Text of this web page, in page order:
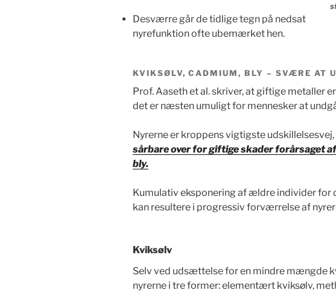
Desværre går de tidlige tegn på nedsat
nyrefunktion ofte ubemærket hen.
KVIKSØLV, CADMIUM, BLY – SVÆRE AT
Prof. Aaseth et al. skriver, at giftige metaller
det er næsten umuligt for mennesker at
Nyrerne er kroppens vigtigste udskillelsesvej,
sårbare over for giftige skader forårsaget
bly.
Kumulativ eksponering af ældre individer for
kan resultere i progressiv forværrelse af
Kviksølv
Selv ved udsættelse for en mindre mængde
nyrerne i tre former: elementært kviksølv,